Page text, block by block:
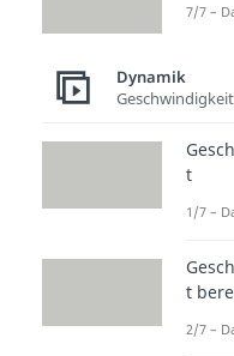
Die
7/7 –
Dynamik
Geschwindigkeit
t
1/7 –
t
2/7 –